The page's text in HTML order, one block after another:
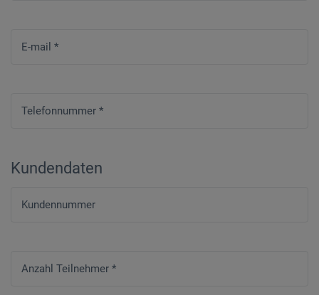
E-mail *
Telefonnummer *
Kundendaten
Kundennummer
Anzahl Teilnehmer *